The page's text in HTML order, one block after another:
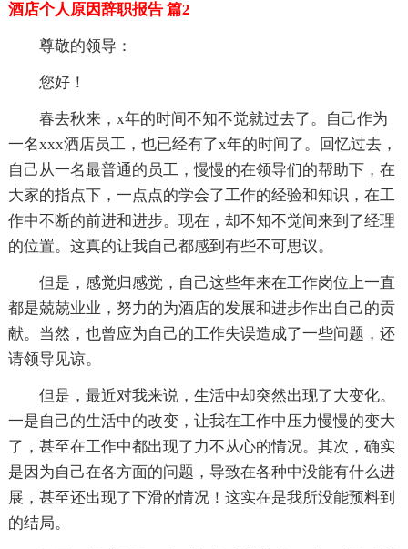
酒店个人原因辞职报告 篇2
尊敬的领导：
您好！
春去秋来，x年的时间不知不觉就过去了。自己作为
一名xxx酒店员工，也已经有了x年的时间了。回忆过去，
自己从一名最普通的员工，慢慢的在领导们的帮助下，在
大家的指点下，一点点的学会了工作的经验和知识，在工
作中不断的前进和进步。现在，却不知不觉间来到了经理
的位置。这真的让我自己都感到有些不可思议。
但是，感觉归感觉，自己这些年来在工作岗位上一直
都是兢兢业业，努力的为酒店的发展和进步作出自己的贡
献。当然，也曾应为自己的工作失误造成了一些问题，还
请领导见谅。
但是，最近对我来说，生活中却突然出现了大变化。
一是自己的生活中的改变，让我在工作中压力慢慢的变大
了，甚至在工作中都出现了力不从心的情况。其次，确实
是因为自己在各方面的问题，导致在各种中没能有什么进
展，甚至还出现了下滑的情况！这实在是我所没能预料到
的结局。